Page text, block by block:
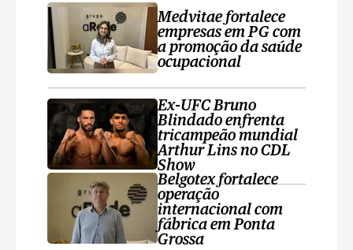
Medvitae fortalece
empresas em PG com
a promoção da saúde
ocupacional
Ex-UFC Bruno
Blindado enfrenta
tricampeão mundial
Arthur Lins no CDL
Show
Belgotex fortalece
operação
internacional com
fábrica em Ponta
Grossa